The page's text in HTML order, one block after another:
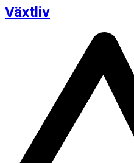
Växtliv